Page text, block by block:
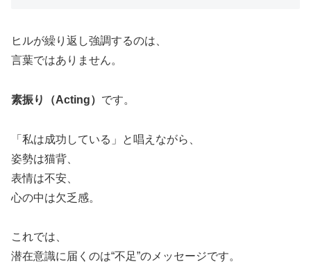
ヒルが繰り返し強調するのは、
言葉ではありません。
素振り（Acting） です。
「私は成功している」と唱えながら、
姿勢は猫背、
表情は不安、
心の中は欠乏感。
これでは、
潜在意識に届くのは“不足”のメッセージです。